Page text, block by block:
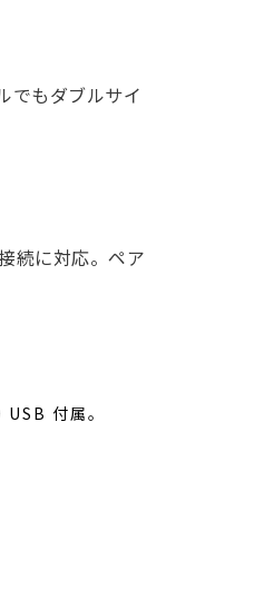
でもダブルサイ
続に対応。ペア
付属。